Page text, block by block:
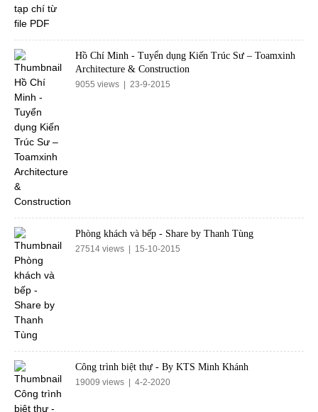
Hồ Chí Minh - Tuyển dụng Kiến Trúc Sư – Toamxinh
Architecture & Construction
9055 views | 23-9-2015
Phòng khách và bếp - Share by Thanh Tùng
27514 views | 15-10-2015
Công trình biệt thự - By KTS Minh Khánh
19009 views | 4-2-2020